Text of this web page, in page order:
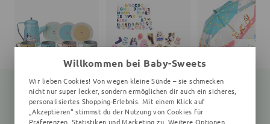
Teeservice Bluey
Magnetbuchstaben Bluey
Regenschirm Bluey
Willkommen bei Baby-Sweets
Wir lieben Cookies! Von wegen kleine Sünde – sie schmecken
nicht nur super lecker, sondern ermöglichen dir auch ein sicheres,
personalisiertes Shopping-Erlebnis. Mit einem Klick auf
„Akzeptieren“ stimmst du der Nutzung von Cookies für
Präferenzen, Statistiken und Marketing zu. Weitere Optionen